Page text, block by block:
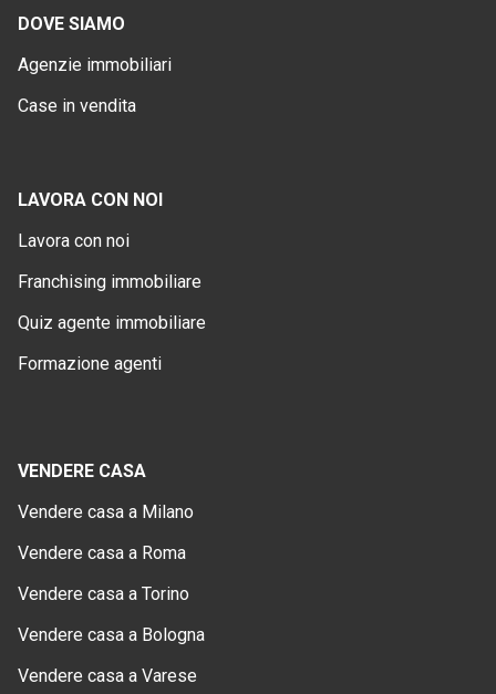
DOVE SIAMO
Agenzie immobiliari
Case in vendita
LAVORA CON NOI
Lavora con noi
Franchising immobiliare
Quiz agente immobiliare
Formazione agenti
VENDERE CASA
Vendere casa a Milano
Vendere casa a Roma
Vendere casa a Torino
Vendere casa a Bologna
Vendere casa a Varese